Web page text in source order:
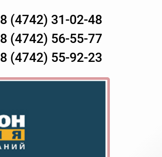
8 (4742) 31-02-48
8 (4742) 56-55-77
8 (4742) 55-92-23